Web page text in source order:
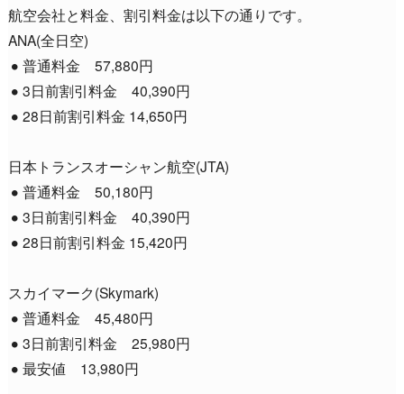
航空会社と料金、割引料金は以下の通りです。
ANA(全日空)
普通料金 57,880円
3日前割引料金 40,390円
28日前割引料金 14,650円
日本トランスオーシャン航空(JTA)
普通料金 50,180円
3日前割引料金 40,390円
28日前割引料金 15,420円
スカイマーク(Skymark)
普通料金 45,480円
3日前割引料金 25,980円
最安値 13,980円